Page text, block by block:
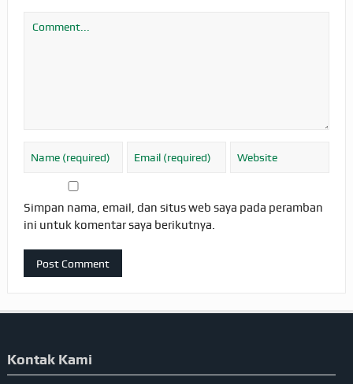
Simpan nama, email, dan situs web saya pada peramban
ini untuk komentar saya berikutnya.
Kontak Kami